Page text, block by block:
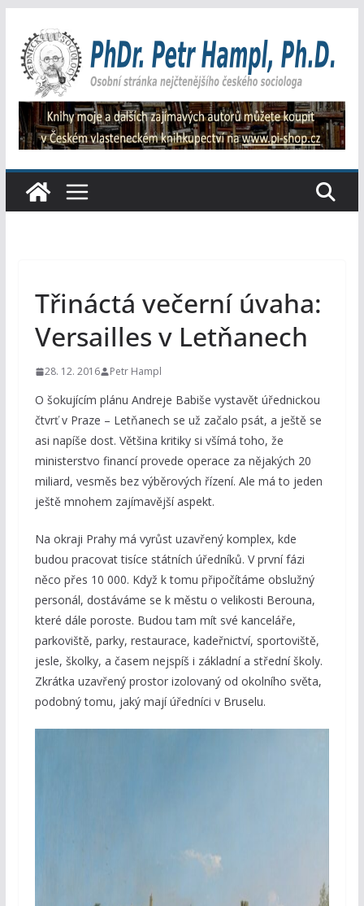
obsah
Třináctá večerní úvaha:
Versailles v Letňanech
28. 12. 2016 Petr Hampl
O šokujícím plánu Andreje Babiše vystavět úřednickou
čtvrť v Praze – Letňanech se už začalo psát, a ještě se
asi napíše dost. Většina kritiky si všímá toho, že
ministerstvo financí provede operace za nějakých 20
miliard, vesměs bez výběrových řízení. Ale má to jeden
ještě mnohem zajímavější aspekt.
Na okraji Prahy má vyrůst uzavřený komplex, kde
budou pracovat tisíce státních úředníků. V první fázi
něco přes 10 000. Když k tomu připočítáme obslužný
personál, dostáváme se k městu o velikosti Berouna,
které dále poroste. Budou tam mít své kanceláře,
parkoviště, parky, restaurace, kadeřnictví, sportoviště,
jesle, školky, a časem nejspíš i základní a střední školy.
Zkrátka uzavřený prostor izolovaný od okolního světa,
podobný tomu, jaký mají úředníci v Bruselu.